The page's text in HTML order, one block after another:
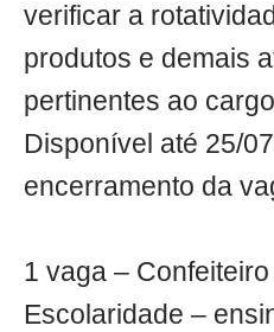
verificar a
produtos e demais
pertinentes ao
Disponível até 25/
encerramento da
1 vaga – Confeiteiro
Escolaridade –